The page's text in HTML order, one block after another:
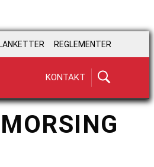
REGLEMENTER
KONTAKT